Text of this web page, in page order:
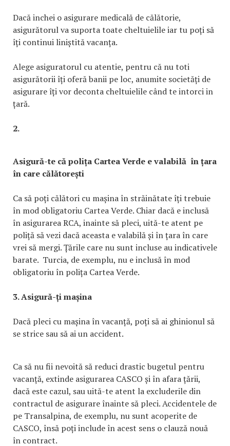
Dacă inchei o asigurare medicală de călătorie,
asigurătorul va suporta toate cheltuielile iar tu poți să
îți continui liniștită vacanța.
Alege asiguratorul cu atentie, pentru că nu toti
asigurătorii îți oferă banii pe loc, anumite societăți de
asigurare îți vor deconta cheltuielile când te intorci in
țară.
2.
Asigură-te că polița Cartea Verde e valabilă în țara
în care călătorești
Ca să poți călători cu mașina în străinătate îți trebuie
în mod obligatoriu Cartea Verde. Chiar dacă e inclusă
în asigurarea RCA, inainte să pleci, uită-te atent pe
poliță să vezi dacă aceasta e valabilă și în țara în care
vrei să mergi. Țările care nu sunt incluse au indicativele
barate. Turcia, de exemplu, nu e inclusă în mod
obligatoriu în polița Cartea Verde.
3. Asigură-ți mașina
Dacă pleci cu mașina în vacanță, poți să ai ghinionul să
se strice sau să ai un accident.
Ca să nu fii nevoită să reduci drastic bugetul pentru
vacanță, extinde asigurarea CASCO și în afara țării,
dacă este cazul, sau uită-te atent la excluderile din
contractul de asigurare înainte să pleci. Accidentele de
pe Transalpina, de exemplu, nu sunt acoperite de
CASCO, însă poți include în acest sens o clauză nouă
în contract.